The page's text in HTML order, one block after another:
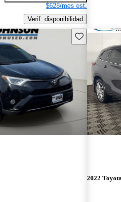
$628/mes est.
Verif. disponibilidad
Guarda este
2022